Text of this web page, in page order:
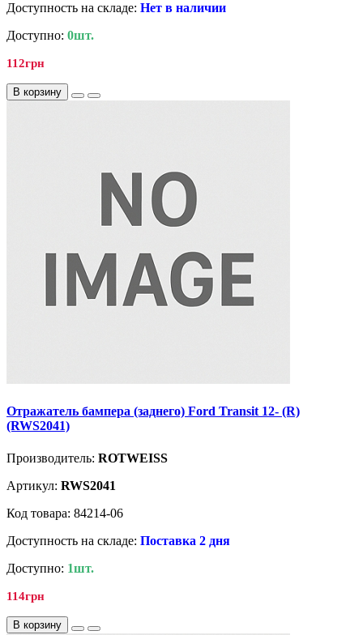
Доступность на складе: Нет в наличии
Доступно: 0шт.
112грн
В корзину
Отражатель бампера (заднего) Ford Transit 12- (R)
(RWS2041)
Производитель: ROTWEISS
Артикул: RWS2041
Код товара: 84214-06
Доступность на складе: Поставка 2 дня
Доступно: 1шт.
114грн
В корзину